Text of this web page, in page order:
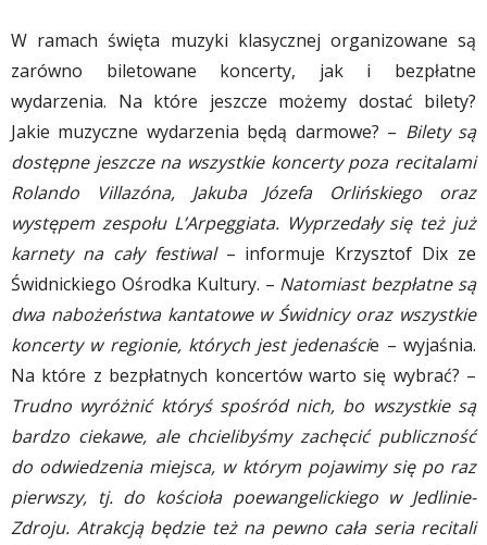
W ramach święta muzyki klasycznej organizowane są
zarówno biletowane koncerty, jak i bezpłatne
wydarzenia. Na które jeszcze możemy dostać bilety?
Jakie muzyczne wydarzenia będą darmowe? – Bilety są
dostępne jeszcze na wszystkie koncerty poza recitalami
Rolando Villazóna, Jakuba Józefa Orlińskiego oraz
występem zespołu L’Arpeggiata. Wyprzedały się też już
karnety na cały festiwal– informuje Krzysztof Dix ze
Świdnickiego Ośrodka Kultury. – Natomiast bezpłatne są
dwa nabożeństwa kantatowe w Świdnicy oraz wszystkie
koncerty w regionie, których jest jedenaście – wyjaśnia.
Na które z bezpłatnych koncertów warto się wybrać? –
Trudno wyróżnić któryś spośród nich, bo wszystkie są
bardzo ciekawe, ale chcielibyśmy zachęcić publiczność
do odwiedzenia miejsca, w którym pojawimy się po raz
pierwszy, tj. do kościoła poewangelickiego w Jedlinie-
Zdroju. Atrakcją będzie też na pewno cała seria recitali